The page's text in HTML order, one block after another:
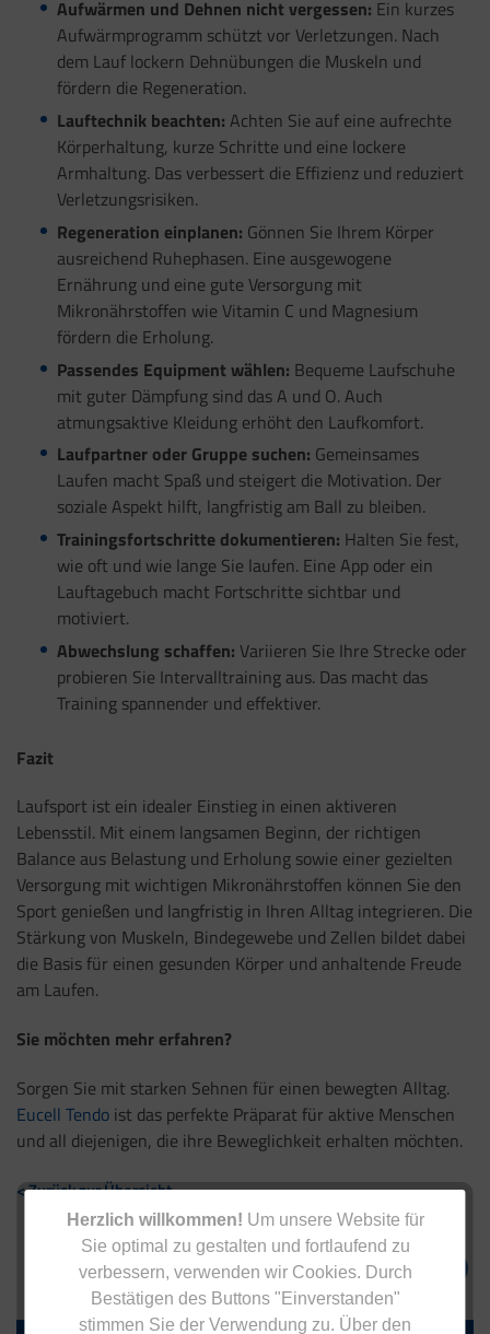
Herzlich willkommen! Um unsere Website für
Sie optimal zu gestalten und fortlaufend zu
verbessern, verwenden wir Cookies. Durch
Bestätigen des Buttons "Einverstanden"
stimmen Sie der Verwendung zu. Über den
Aufwärmen und Dehnen nicht vergessen: Ein kurzes
Aufwärmprogramm schützt vor Verletzungen. Nach
dem Lauf lockern Dehnübungen die Muskeln und
fördern die Regeneration.
Lauftechnik beachten: Achten Sie auf eine aufrechte
Körperhaltung, kurze Schritte und eine lockere
Armhaltung. Das verbessert die Effizienz und reduziert
Verletzungsrisiken.
Regeneration einplanen: Gönnen Sie Ihrem Körper
ausreichend Ruhephasen. Eine ausgewogene
Ernährung und eine gute Versorgung mit
Mikronährstoffen wie Vitamin C und Magnesium
fördern die Erholung.
Passendes Equipment wählen: Bequeme Laufschuhe
mit guter Dämpfung sind das A und O. Auch
atmungsaktive Kleidung erhöht den Laufkomfort.
Laufpartner oder Gruppe suchen: Gemeinsames
Laufen macht Spaß und steigert die Motivation. Der
soziale Aspekt hilft, langfristig am Ball zu bleiben.
Trainingsfortschritte dokumentieren: Halten Sie fest,
wie oft und wie lange Sie laufen. Eine App oder ein
Lauftagebuch macht Fortschritte sichtbar und
motiviert.
Abwechslung schaffen: Variieren Sie Ihre Strecke oder
probieren Sie Intervalltraining aus. Das macht das
Training spannender und effektiver.
Fazit
Laufsport ist ein idealer Einstieg in einen aktiveren
Lebensstil. Mit einem langsamen Beginn, der richtigen
Balance aus Belastung und Erholung sowie einer gezielten
Versorgung mit wichtigen Mikronährstoffen können Sie den
Sport genießen und langfristig in Ihren Alltag integrieren. Die
Stärkung von Muskeln, Bindegewebe und Zellen bildet dabei
die Basis für einen gesunden Körper und anhaltende Freude
am Laufen.
Sie möchten mehr erfahren?
Sorgen Sie mit starken Sehnen für einen bewegten Alltag.
Eucell Tendo ist das perfekte Präparat für aktive Menschen
und all diejenigen, die ihre Beweglichkeit erhalten möchten.
< Zurück zur Übersicht